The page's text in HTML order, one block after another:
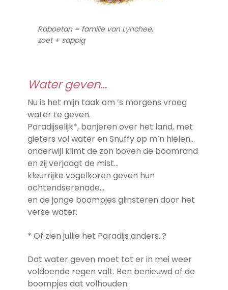
Raboetan = familie van Lynchee,
zoet + sappig
Water geven…
Nu is het mijn taak om ’s morgens vroeg
water te geven.
Paradijselijk*, banjeren over het land, met
gieters vol water en Snuffy op m’n hielen…
onderwijl klimt de zon boven de boomrand
en zij verjaagt de mist…
kleurrijke vogelkoren geven hun
ochtendserenade…
en de jonge boompjes glinsteren door het
verse water.
* Of zien jullie het Paradijs anders..?
Dat water geven moet tot er in mei weer
voldoende regen valt. Ben benieuwd of de
boompjes dat volhouden.